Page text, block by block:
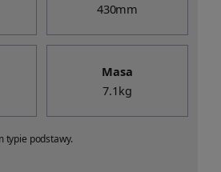
430mm
Masa
7.1kg
typie podstawy.